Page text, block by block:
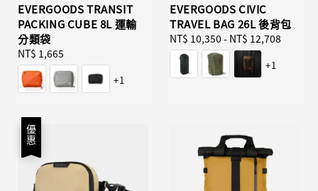
EVERGOODS TRANSIT
PACKING CUBE 8L 運輸
分類袋
Regular
price
NT$ 1,665
+1
EVERGOODS CIVIC
TRAVEL BAG 26L 後背包
Regular
price
NT$ 10,350 - NT$ 12,708
+1
優惠